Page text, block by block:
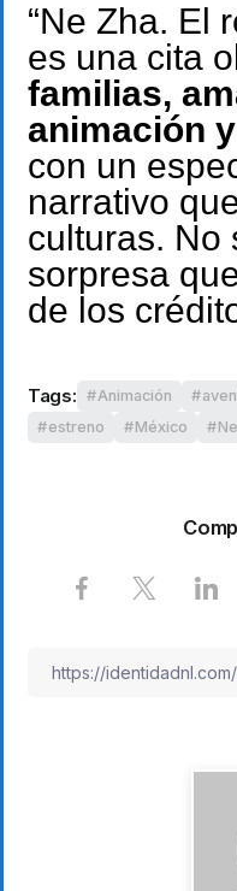
“Ne Zha. El
es una cita
familias,
animación
con un
narrativo
culturas. No
sorpresa
de los
Tags: Animación
estreno
México